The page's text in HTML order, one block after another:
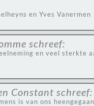
en Yves Vanermen
schreef:
en veel sterkte
Constant schreef:
is van ons